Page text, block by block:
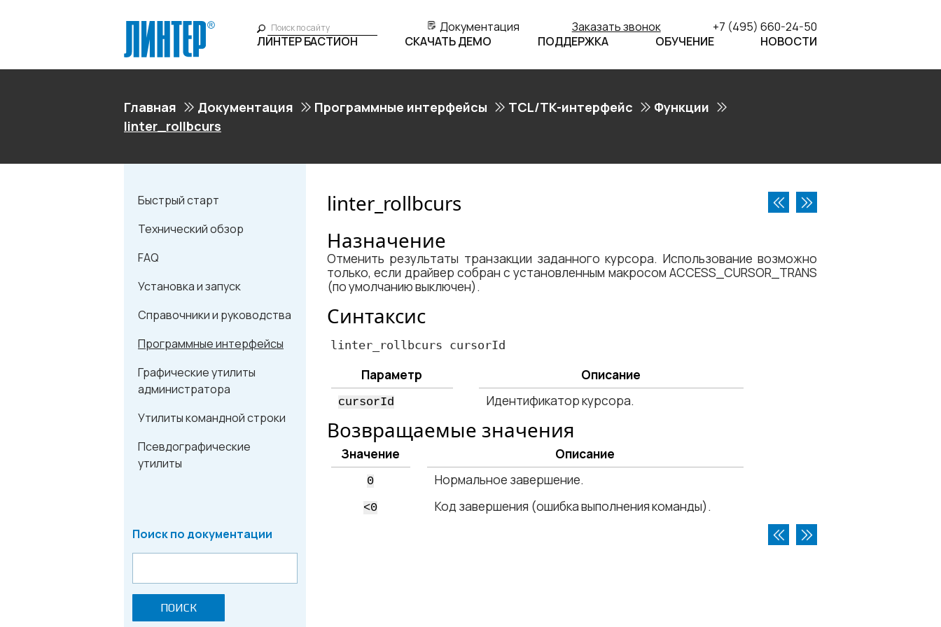
Документация Заказать звонок
+7 (495) 660-24-50
ЛИНТЕР БАСТИОН
СКАЧАТЬ ДЕМО ПОДДЕРЖКА ОБУЧЕНИЕ НОВОСТИ
Главная Документация Программные интерфейсы TCL/TK-интерфейс
Функции
linter_rollbcurs
Быстрый старт
Технический обзор
FAQ
Установка и запуск
Справочники и руководства
Программные интерфейсы
Графические утилиты
администратора
Утилиты командной строки
Псевдографические
утилиты
Поиск по документации
ПОИСК
linter_rollbcurs
Назначение
Отменить результаты транзакции заданного курсора. Использование возможно
только, если драйвер собран с установленным макросом ACCESS_CURSOR_TRANS
(по умолчанию выключен).
Синтаксис
linter_rollbcurs cursorId
Параметр Описание
cursorId Идентификатор курсора.
Возвращаемые значения
Значение Описание
0 Нормальное завершение.
<​0 Код завершения (ошибка выполнения команды).